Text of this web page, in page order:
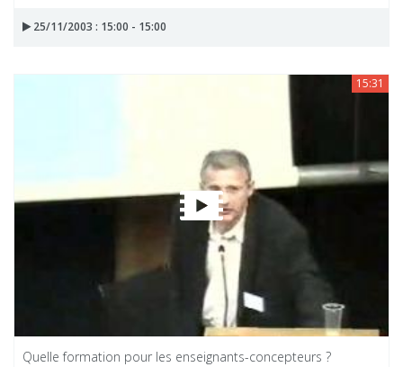
25/11/2003 : 15:00 - 15:00
15:31
Quelle formation pour les enseignants-concepteurs ?